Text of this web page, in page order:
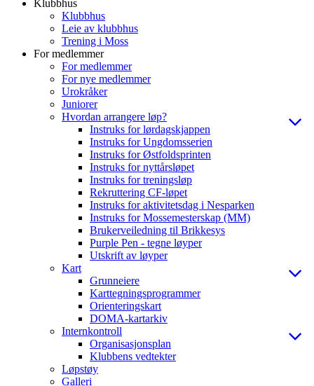
Klubbhus
Klubbhus
Leie av klubbhus
Trening i Moss
For medlemmer
For medlemmer
For nye medlemmer
Urokråker
Juniorer
Hvordan arrangere løp?
Instruks for lørdagskjappen
Instruks for Ungdomsserien
Instruks for Østfoldsprinten
Instruks for nyttårsløpet
Instruks for treningsløp
Rekruttering CF-løpet
Instruks for aktivitetsdag i Nesparken
Instruks for Mossemesterskap (MM)
Brukerveiledning til Brikkesys
Purple Pen - tegne løyper
Utskrift av løyper
Kart
Grunneiere
Karttegningsprogrammer
Orienteringskart
DOMA-kartarkiv
Internkontroll
Organisasjonsplan
Klubbens vedtekter
Løpstøy
Galleri